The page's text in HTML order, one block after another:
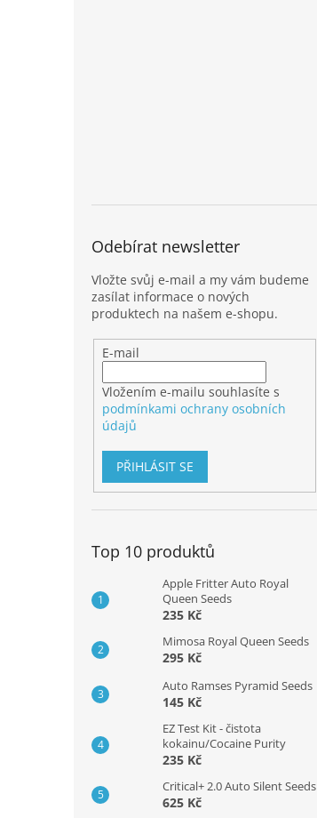
Odebírat newsletter
Vložte svůj e-mail a my vám budeme
zasílat informace o nových
produktech na našem e-shopu.
E-mail
Vložením e-mailu souhlasíte s
podmínkami ochrany osobních
údajů
PŘIHLÁSIT SE
Top 10 produktů
Apple Fritter Auto Royal
Queen Seeds
235 Kč
Mimosa Royal Queen Seeds
295 Kč
Auto Ramses Pyramid Seeds
145 Kč
EZ Test Kit - čistota
kokainu/Cocaine Purity
235 Kč
Critical+ 2.0 Auto Silent Seeds
625 Kč